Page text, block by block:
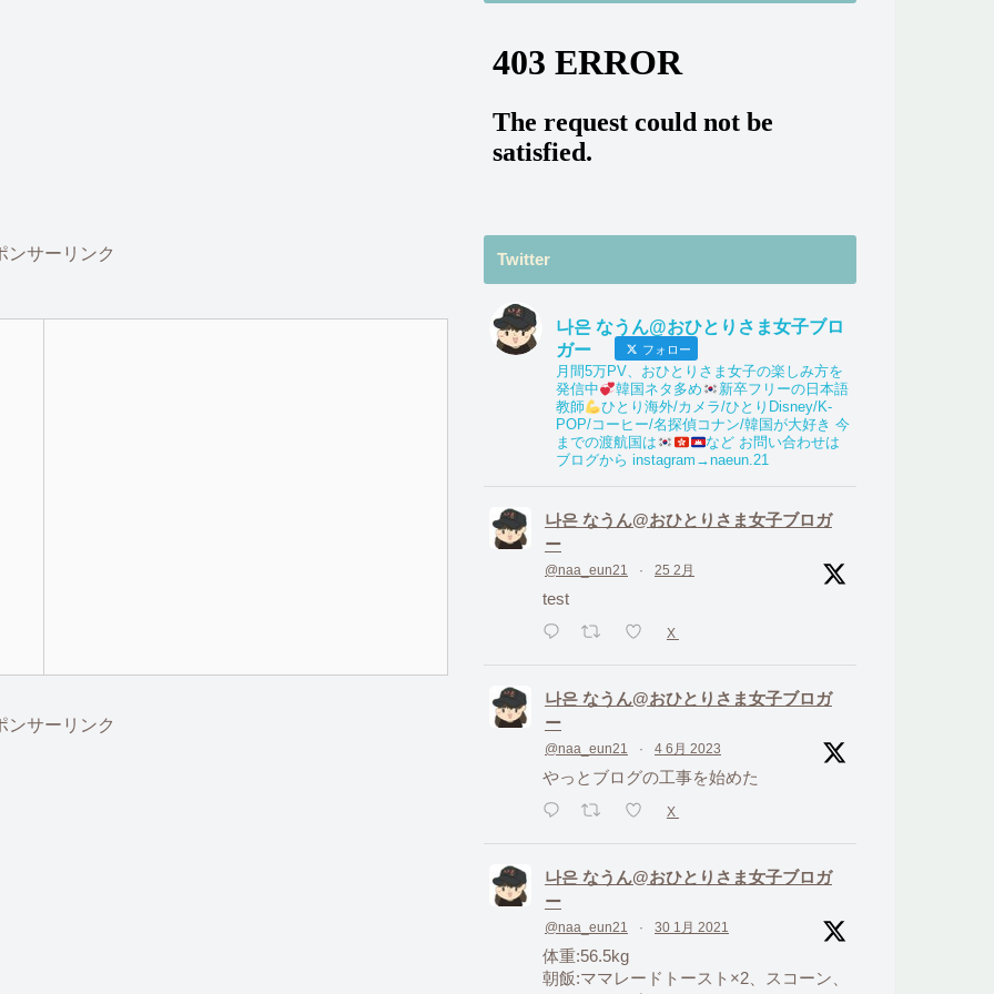
ンサーリンク
ンサーリンク
Twitter
나은 なうん@おひとりさま女子ブロ
ガー
フォロー
月間5万PV、おひとりさま女子の楽しみ方を
発信中
韓国ネタ多め
新卒フリーの日本語
教師
ひとり海外/カメラ/ひとりDisney/K-
POP/コーヒー/名探偵コナン/韓国が大好き 今
までの渡航国は
など お問い合わせは
ブログから instagram→naeun.21
나은 なうん@おひとりさま女子ブロガ
ー
@naa_eun21 · 25 2月
test
X
나은 なうん@おひとりさま女子ブロガ
ー
@naa_eun21 · 4 6月 2023
やっとブログの工事を始めた
X
나은 なうん@おひとりさま女子ブロガ
ー
@naa_eun21 · 30 1月 2021
体重:56.5kg
朝飯:ママレードトースト×2、スコーン、